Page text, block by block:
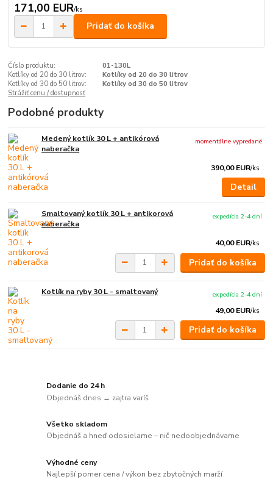
171,00 EUR/ks
Pridať do košíka
Číslo produktu:
01-130L
Kotlíky od 20 do 30 litrov:
Kotlíky od 20 do 30 litrov
Kotlíky od 30 do 50 litrov:
Kotlíky od 30 do 50 litrov
Strážiť cenu / dostupnosť
Podobné produkty
Medený kotlík 30 L + antikórová
naberačka
390,00 EUR/ks
momentálne vypredané
Detail
Smaltovaný kotlík 30 L + antikorová
naberačka
40,00 EUR/ks
expedícia 2-4 dní
Pridať do košíka
Kotlík na ryby 30 L - smaltovaný
49,00 EUR/ks
expedícia 2-4 dní
Pridať do košíka
Dodanie do 24 h
Objednáš dnes → zajtra varíš
Všetko skladom
Objednáš a hneď odosielame – nič nedoobjednávame
Výhodné ceny
Najlepší pomer cena / výkon bez zbytočných marží